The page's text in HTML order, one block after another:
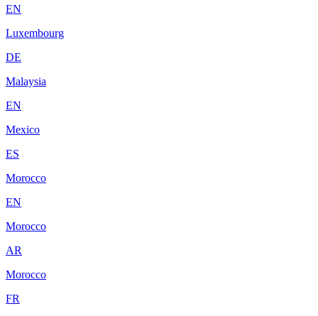
EN
Luxembourg
DE
Malaysia
EN
Mexico
ES
Morocco
EN
Morocco
AR
Morocco
FR